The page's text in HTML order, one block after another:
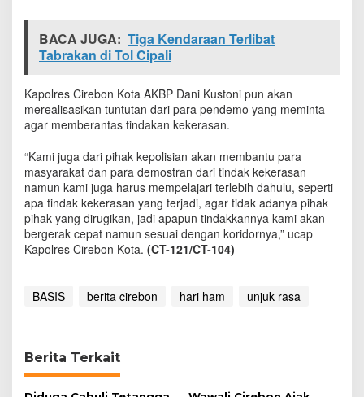
BACA JUGA: Tiga Kendaraan Terlibat
Tabrakan di Tol Cipali
Kapolres Cirebon Kota AKBP Dani Kustoni pun akan
merealisasikan tuntutan dari para pendemo yang meminta
agar memberantas tindakan kekerasan.
“Kami juga dari pihak kepolisian akan membantu para
masyarakat dan para demostran dari tindak kekerasan
namun kami juga harus mempelajari terlebih dahulu, seperti
apa tindak kekerasan yang terjadi, agar tidak adanya pihak
pihak yang dirugikan, jadi apapun tindakkannya kami akan
bergerak cepat namun sesuai dengan koridornya,” ucap
Kapolres Cirebon Kota. (CT-121/CT-104)
BASIS berita cirebon hari ham unjuk rasa
Berita Terkait